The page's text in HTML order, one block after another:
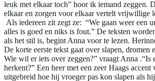
leuk met elkaar toch” hoor ik iemand zeggen.
elkaar en zorgen voor elkaar vertelt vrijwillige
Als iedereen zit zegt ze: “We gaan weer een
alles is goed en niks is fout.” De teksten
als het stil is, begint Anna voor te lezen.
De korte eerste tekst gaat over slapen, dromen
Wie wil er iets over zeggen?” vraagt Anna .“Is
herkent?” Een heer met een zeer Haags accent
uitgebreid hoe hij vroeger pas kon slapen als